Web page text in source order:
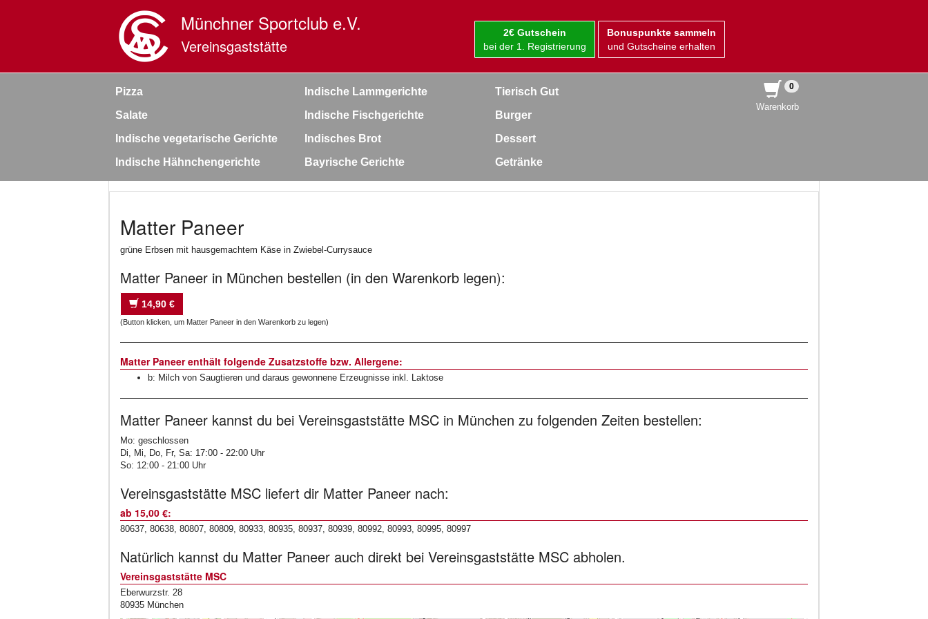
Münchner Sportclub e.V.
Vereinsgaststätte
2€ Gutschein
bei der 1. Registrierung
Bonuspunkte sammeln
und Gutscheine erhalten
Pizza
Salate
Indische vegetarische Gerichte
Indische Hähnchengerichte
Indische Lammgerichte
Indische Fischgerichte
Indisches Brot
Bayrische Gerichte
Tierisch Gut
Burger
Dessert
Getränke
0
Warenkorb
Matter Paneer
grüne Erbsen mit hausgemachtem Käse in Zwiebel-Currysauce
Matter Paneer in München bestellen (in den Warenkorb legen):
14,90 €
(Button klicken, um Matter Paneer in den Warenkorb zu legen)
Matter Paneer enthält folgende Zusatzstoffe bzw. Allergene:
b: Milch von Saugtieren und daraus gewonnene Erzeugnisse inkl. Laktose
Matter Paneer kannst du bei Vereinsgaststätte MSC in München zu folgenden Zeiten bestellen:
Mo: geschlossen
Di, Mi, Do, Fr, Sa: 17:00 - 22:00 Uhr
So: 12:00 - 21:00 Uhr
Vereinsgaststätte MSC liefert dir Matter Paneer nach:
ab 15,00 €:
80637, 80638, 80807, 80809, 80933, 80935, 80937, 80939, 80992, 80993, 80995, 80997
Natürlich kannst du Matter Paneer auch direkt bei Vereinsgaststätte MSC abholen.
Vereinsgaststätte MSC
Eberwurzstr. 28
80935 München